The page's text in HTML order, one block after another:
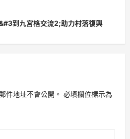
到九宮格交流2;助力村落復興
件地址不會公開。 必填欄位標示為